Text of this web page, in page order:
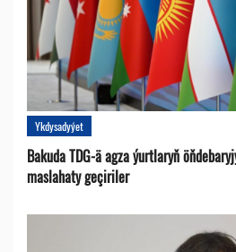
Ykdysadyýet
Bakuda TDG-ä agza ýurtlaryň
maslahaty geçiriler